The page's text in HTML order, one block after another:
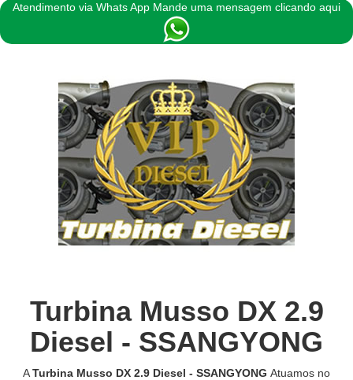
Atendimento via Whats App Mande uma mensagem clicando aqui
Turbina Musso DX 2.9
Diesel - SSANGYONG
ATurbina Musso DX 2.9 Diesel - SSANGYONG Atuamos no